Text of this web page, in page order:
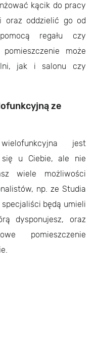
kącik do pracy
oraz oddzielić go od
regału czy
może
jak i salonu czy
ze
jest
się u Ciebie, ale nie
wiele możliwości
np. ze Studia
będą umieli
dysponujesz, oraz
pomieszczenie